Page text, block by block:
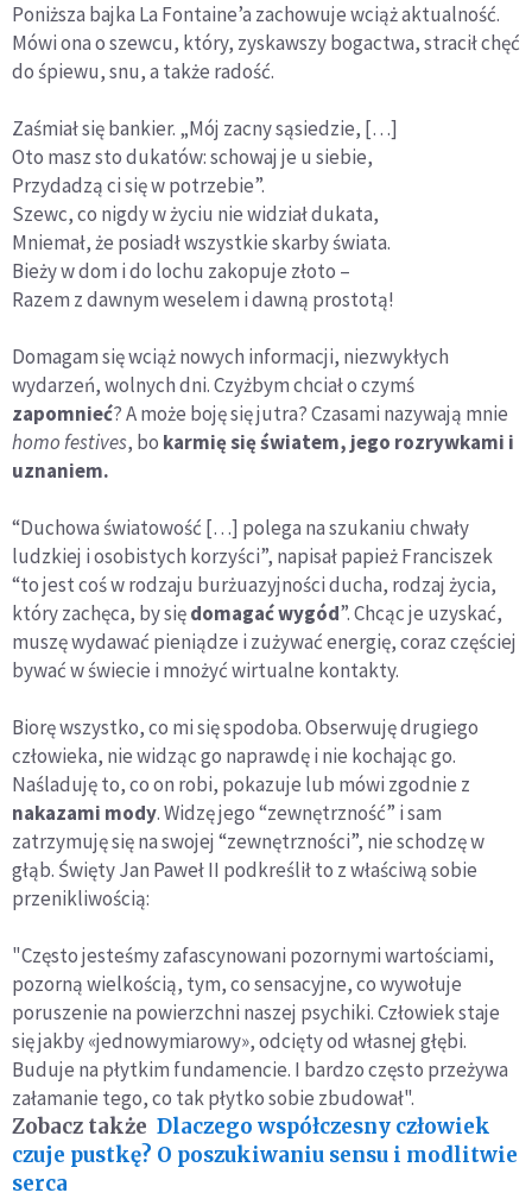
Poniższa bajka La Fontaine’a zachowuje wciąż aktualność.
Mówi ona o szewcu, który, zyskawszy bogactwa, stracił chęć
do śpiewu, snu, a także radość.
Zaśmiał się bankier. „Mój zacny sąsiedzie, […]
Oto masz sto dukatów: schowaj je u siebie,
Przydadzą ci się w potrzebie”.
Szewc, co nigdy w życiu nie widział dukata,
Mniemał, że posiadł wszystkie skarby świata.
Bieży w dom i do lochu zakopuje złoto –
Razem z dawnym weselem i dawną prostotą!
Domagam się wciąż nowych informacji, niezwykłych
wydarzeń, wolnych dni. Czyżbym chciał o czymś
zapomnieć? A może boję się jutra? Czasami nazywają mnie
homo festives, bo karmię się światem, jego rozrywkami i
uznaniem.
“Duchowa światowość […] polega na szukaniu chwały
ludzkiej i osobistych korzyści”, napisał papież Franciszek
“to jest coś w rodzaju burżuazyjności ducha, rodzaj życia,
który zachęca, by siędomagać wygód”. Chcąc je uzyskać,
muszę wydawać pieniądze i zużywać energię, coraz częściej
bywać w świecie i mnożyć wirtualne kontakty.
Biorę wszystko, co mi się spodoba. Obserwuję drugiego
człowieka, nie widząc go naprawdę i nie kochając go.
Naśladuję to, co on robi, pokazuje lub mówi zgodnie z
nakazami mody. Widzę jego “zewnętrzność” i sam
zatrzymuję się na swojej “zewnętrzności”, nie schodzę w
głąb. Święty Jan Paweł II podkreślił to z właściwą sobie
przenikliwością:
"Często jesteśmy zafascynowani pozornymi wartościami,
pozorną wielkością, tym, co sensacyjne, co wywołuje
poruszenie na powierzchni naszej psychiki. Człowiek staje
się jakby «jednowymiarowy», odcięty od własnej głębi.
Buduje na płytkim fundamencie. I bardzo często przeżywa
załamanie tego, co tak płytko sobie zbudował".
Zobacz także Dlaczego współczesny człowiek
czuje pustkę? O poszukiwaniu sensu i modlitwie
serca